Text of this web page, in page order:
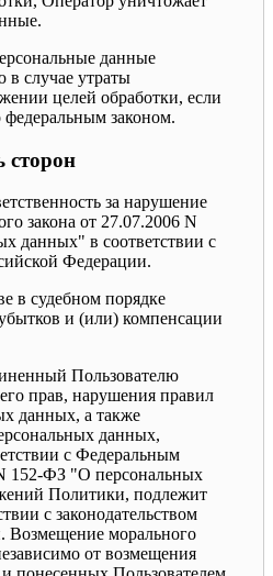
данные
случае утраты
целей обработки, если
законом.
сторон
за нарушение
закона от 27.07.2006 N
данных" в соответствии с
Федерации.
в судебном порядке
и (или) компенсации
Пользователю
прав, нарушения правил
данных, а также
данных,
с Федеральным
152-ФЗ "О персональных
Политики, подлежит
с законодательством
Возмещение морального
от возмещения